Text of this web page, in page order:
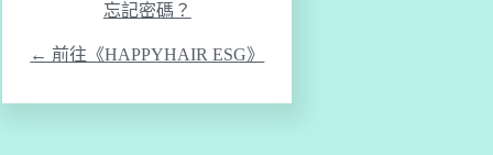
忘記密碼？
← 前往《HAPPYHAIR ESG》